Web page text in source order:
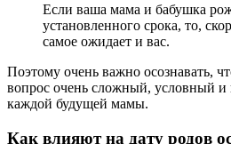
Если ваша мама и бабушка
установленного срока, то,
самое ожидает и вас.
Поэтому очень важно осознавать,
вопрос очень сложный, условный
каждой будущей мамы.
Как влияют на дату родов